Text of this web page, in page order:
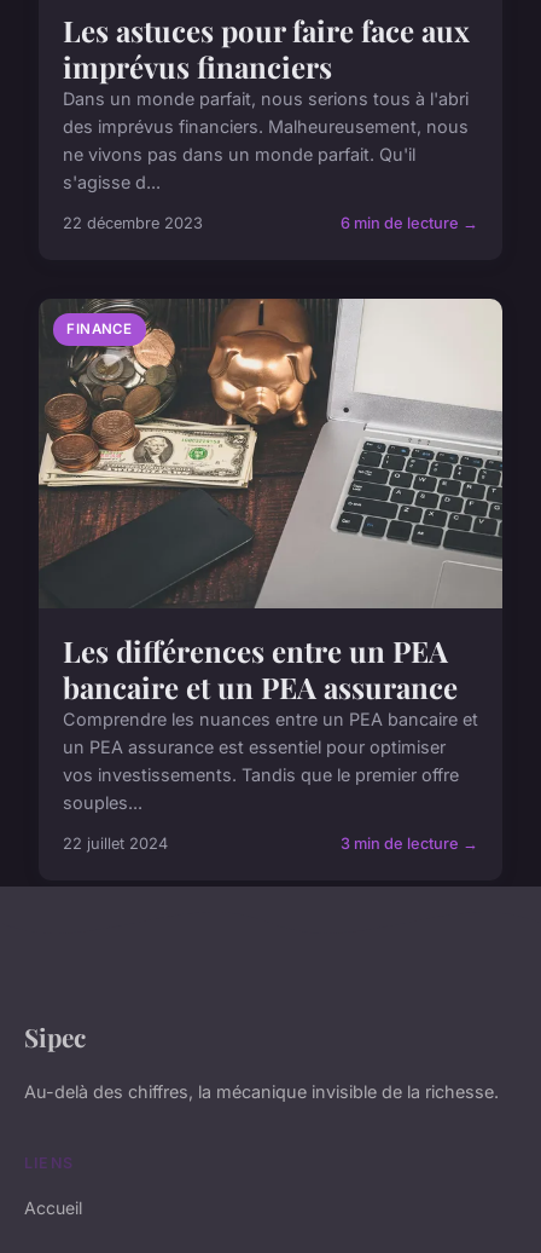
Les astuces pour faire face aux
imprévus financiers
Dans un monde parfait, nous serions tous à l'abri
des imprévus financiers. Malheureusement, nous
ne vivons pas dans un monde parfait. Qu'il
s'agisse d...
22 décembre 2023 6 min de lecture →
FINANCE
Les différences entre un PEA
bancaire et un PEA assurance
Comprendre les nuances entre un PEA bancaire et
un PEA assurance est essentiel pour optimiser
vos investissements. Tandis que le premier offre
souples...
22 juillet 2024 3 min de lecture →
Sipec
Au-delà des chiffres, la mécanique invisible de la richesse.
LIENS
Accueil